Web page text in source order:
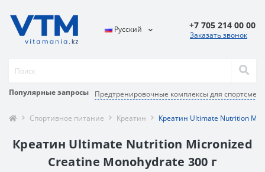
Популярные запросы Предтренировочные комплексы для
Русский +7 705 214 00 00
Заказать звонок
Спортивное питание Креатин Креатин Ultimate Nutrition
Креатин Ultimate Nutrition Micronized
Creatine Monohydrate 300 г